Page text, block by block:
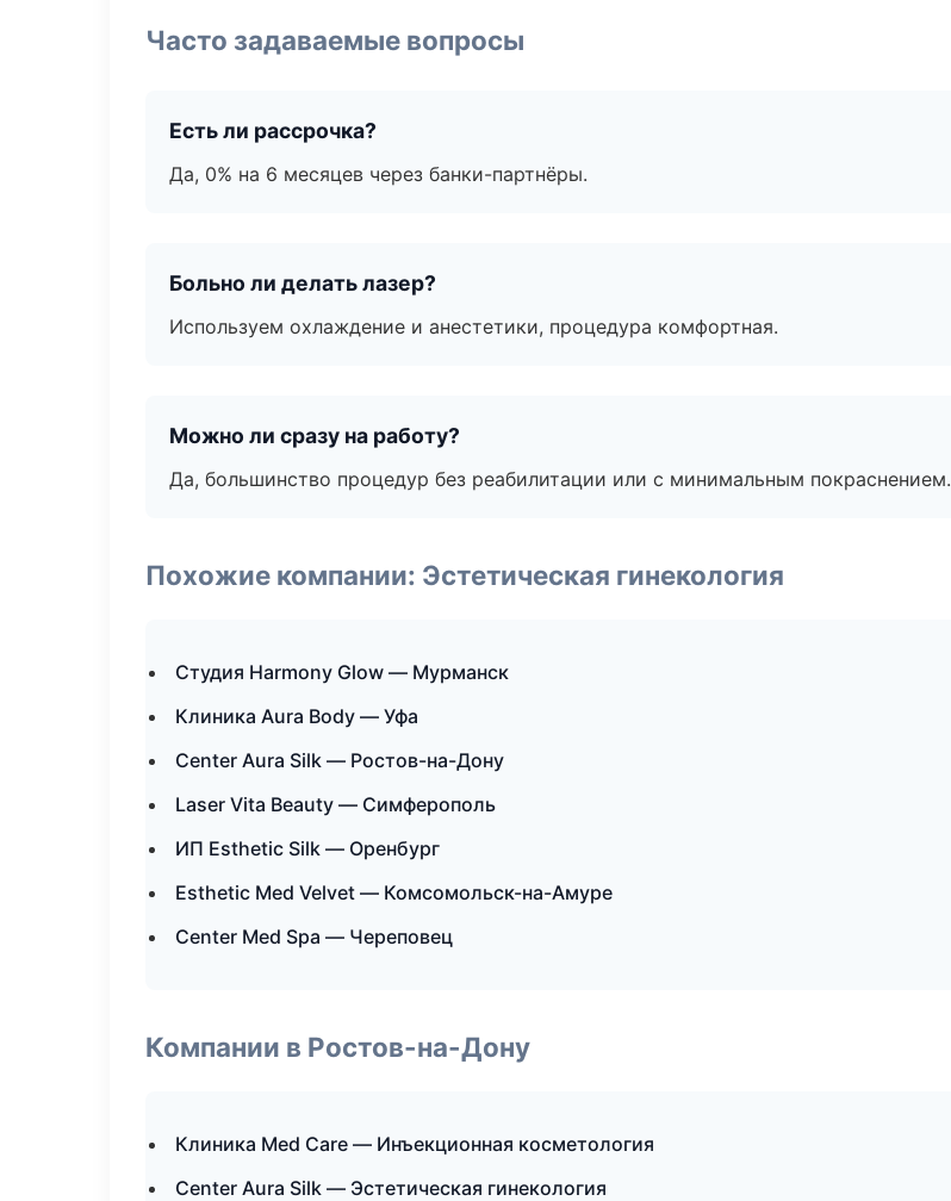
Часто задаваемые вопросы
Есть ли рассрочка?
Да, 0% на 6 месяцев через банки-партнёры.
Больно ли делать лазер?
Используем охлаждение и анестетики, процедура комфортная.
Можно ли сразу на работу?
Да, большинство процедур без реабилитации или с минимальным покраснением.
Похожие компании: Эстетическая гинекология
Студия Harmony Glow — Мурманск
Клиника Aura Body — Уфа
Center Aura Silk — Ростов-на-Дону
Laser Vita Beauty — Симферополь
ИП Esthetic Silk — Оренбург
Esthetic Med Velvet — Комсомольск-на-Амуре
Center Med Spa — Череповец
Компании в Ростов-на-Дону
Клиника Med Care — Инъекционная косметология
Center Aura Silk — Эстетическая гинекология